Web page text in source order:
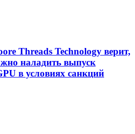
Threads Technology верит,
наладить выпуск
в условиях санкций